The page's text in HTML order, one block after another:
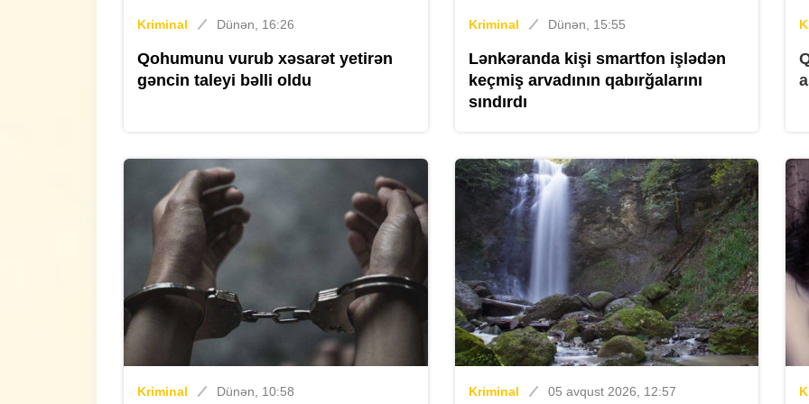
Kriminal Dünən, 16:26
Qohumunu vurub xəsarət yetirən
gəncin taleyi bəlli oldu
Kriminal Dünən, 15:55
Lənkəranda kişi smartfon işlədən
keçmiş arvadının qabırğalarını
sındırdı
Kriminal Dünən, 10:58 Kriminal 05 avqust 2026, 12:57